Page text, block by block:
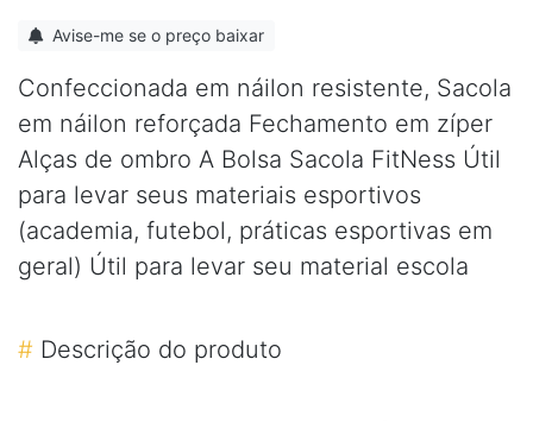
Avise-me se o preço baixar
Confeccionada em náilon resistente, Sacola
em náilon reforçada Fechamento em zíper
Alças de ombro A Bolsa Sacola FitNess Útil
para levar seus materiais esportivos
(academia, futebol, práticas esportivas em
geral) Útil para levar seu material escola
# Descrição do produto